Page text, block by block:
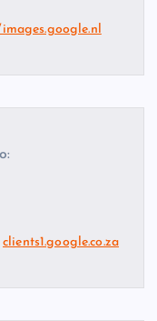
clients1.google.co.za